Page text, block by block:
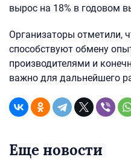
вырос на 18% в годовом
Организаторы отметили,
способствуют обмену
производителями и
важно для дальнейшего
Еще новости